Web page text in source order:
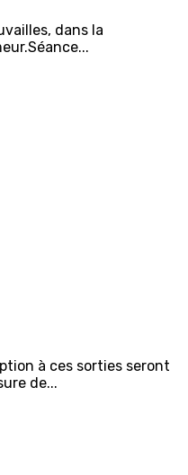
dans la
à ces sorties seront
de...